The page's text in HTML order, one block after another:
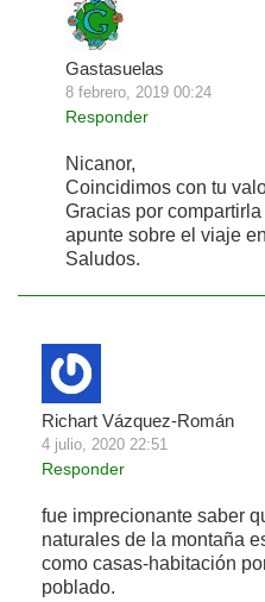
Gastasuelas
8 febrero, 2019 00:24
Responder
Nicanor,
Coincidimos con tu
Gracias por
apunte sobre el viaje
Saludos.
Richart Vázquez-Román
4 julio, 2020 22:51
Responder
fue imprecionante saber
naturales de la montaña
como casas-habitación
poblado.